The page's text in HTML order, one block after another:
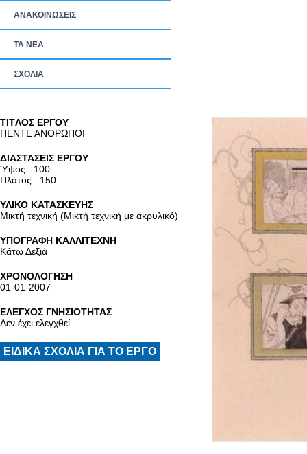
ΑΝΑΚΟΙΝΩΣΕΙΣ
ΤΑ ΝEΑ
ΣΧΟΛΙΑ
TITΛΟΣ ΕΡΓΟΥ
ΠΕΝΤΕ ΑΝΘΡΩΠΟΙ
ΔΙΑΣΤΑΣΕΙΣ ΕΡΓΟΥ
Ύψος : 100
Πλάτος : 150
ΥΛΙΚΟ ΚΑΤΑΣΚΕΥΗΣ
Μικτή τεχνική (Μικτή τεχνική με ακρυλικό)
ΥΠΟΓΡΑΦΗ ΚΑΛΛΙΤΕΧΝΗ
Κάτω Δεξιά
ΧΡΟΝΟΛΟΓΗΣΗ
01-01-2007
ΕΛΕΓΧΟΣ ΓΝΗΣΙΟΤΗΤΑΣ
Δεν έχει ελεγχθεί
ΕΙΔΙΚΑ ΣΧΟΛΙΑ ΓΙΑ ΤΟ ΕΡΓΟ